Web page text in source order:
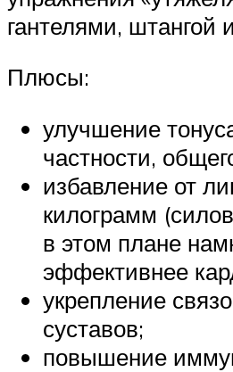
гантелями, штангой
Плюсы:
улучшение
частности,
избавление от
килограмм
в этом плане
эффективнее
укрепление
суставов;
повышение